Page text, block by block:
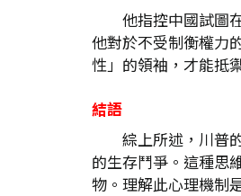
他指控中國試圖
他對於不受制衡權力
性」的領袖，才能抵
結語
綜上所述，川普
的生存鬥爭。這種思
物。理解此心理機制